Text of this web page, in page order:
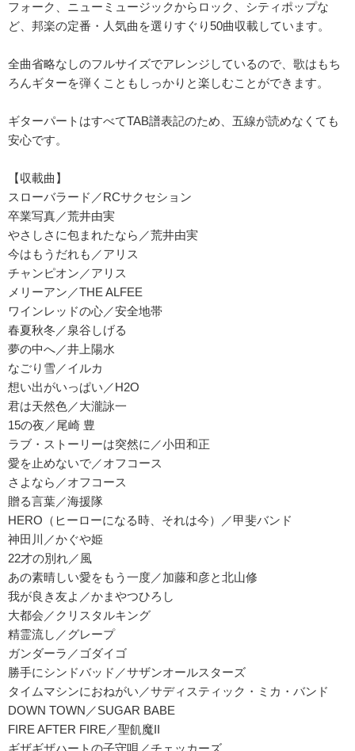
フォーク、ニューミュージックからロック、シティポップな
ど、邦楽の定番・人気曲を選りすぐり50曲収載しています。
全曲省略なしのフルサイズでアレンジしているので、歌はもち
ろんギターを弾くこともしっかりと楽しむことができます。
ギターパートはすべてTAB譜表記のため、五線が読めなくても
安心です。
【収載曲】
スローバラード／RCサクセション
卒業写真／荒井由実
やさしさに包まれたなら／荒井由実
今はもうだれも／アリス
チャンピオン／アリス
メリーアン／THE ALFEE
ワインレッドの心／安全地帯
春夏秋冬／泉谷しげる
夢の中へ／井上陽水
なごり雪／イルカ
想い出がいっぱい／H2O
君は天然色／大瀧詠一
15の夜／尾崎 豊
ラブ・ストーリーは突然に／小田和正
愛を止めないで／オフコース
さよなら／オフコース
贈る言葉／海援隊
HERO（ヒーローになる時、それは今）／甲斐バンド
神田川／かぐや姫
22才の別れ／風
あの素晴しい愛をもう一度／加藤和彦と北山修
我が良き友よ／かまやつひろし
大都会／クリスタルキング
精霊流し／グレープ
ガンダーラ／ゴダイゴ
勝手にシンドバッド／サザンオールスターズ
タイムマシンにおねがい／サディスティック・ミカ・バンド
DOWN TOWN／SUGAR BABE
FIRE AFTER FIRE／聖飢魔II
ギザギザハートの子守唄／チェッカーズ